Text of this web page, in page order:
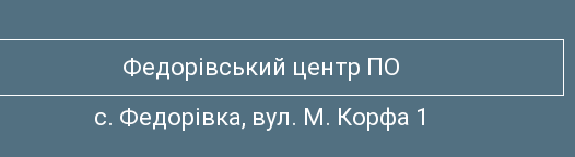
Федорівський центр ПО
с. Федорівка, вул. М. Корфа 1